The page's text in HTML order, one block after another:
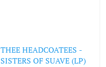
THEE HEADCOATEES -
SISTERS OF SUAVE (LP)